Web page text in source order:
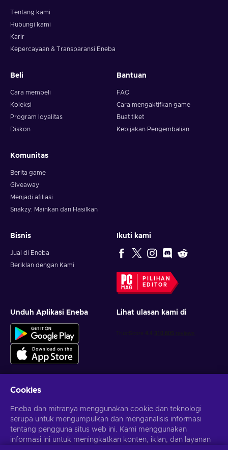
Tentang kami
Hubungi kami
Karir
Kepercayaan & Transparansi Eneba
Beli
Cara membeli
Koleksi
Program loyalitas
Diskon
Bantuan
FAQ
Cara mengaktifkan game
Buat tiket
Kebijakan Pengembalian
Komunitas
Berita game
Giveaway
Menjadi afiliasi
Snakzy: Mainkan dan Hasilkan
Bisnis
Jual di Eneba
Beriklan dengan Kami
Ikuti kami
PILIHAN
EDITOR
Unduh Aplikasi Eneba Lihat ulasan kami di
Berlangganan
Kamu dapat berhenti berlangganan kapan saja. Kunjungi
Cookies
Eneba dan mitranya menggunakan cookie dan teknologi
serupa untuk mengumpulkan dan menganalisis informasi
tentang pengguna situs web ini. Kami menggunakan
informasi ini untuk meningkatkan konten, iklan, dan layanan